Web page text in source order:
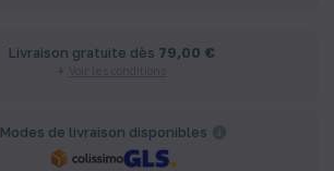
Livraison gratuite dès 79,00 €
Modes de livraison disponibles